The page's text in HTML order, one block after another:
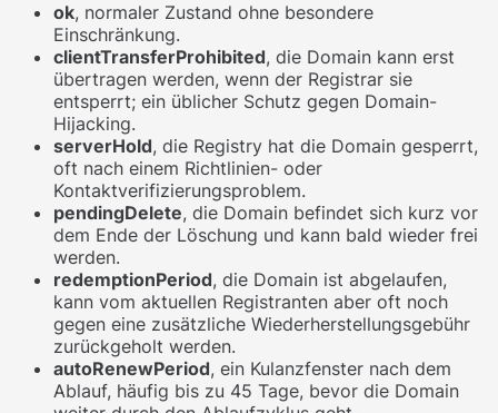
ok, normaler Zustand ohne besondere
Einschränkung.
clientTransferProhibited, die Domain kann erst
übertragen werden, wenn der Registrar sie
entsperrt; ein üblicher Schutz gegen Domain-
Hijacking.
serverHold, die Registry hat die Domain gesperrt,
oft nach einem Richtlinien- oder
Kontaktverifizierungsproblem.
pendingDelete, die Domain befindet sich kurz vor
dem Ende der Löschung und kann bald wieder frei
werden.
redemptionPeriod, die Domain ist abgelaufen,
kann vom aktuellen Registranten aber oft noch
gegen eine zusätzliche Wiederherstellungsgebühr
zurückgeholt werden.
autoRenewPeriod, ein Kulanzfenster nach dem
Ablauf, häufig bis zu 45 Tage, bevor die Domain